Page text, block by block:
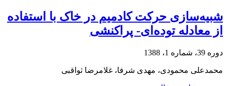
شبیه‌سازی حرکت کادمیم در خاک با استفاده
از معادله توده‌ای- پراکنشی
دوره 39، شماره 1، 1388
محمدعلی محمودی، مهدی شرفا، غلامرضا ثواقبی